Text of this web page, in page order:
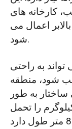
کارخانه های
اعمال می
شود.
به راحتی
شود، منطقه
به طور
می تواند وزن 500 ~ 2000 کیلوگرم را تحمل